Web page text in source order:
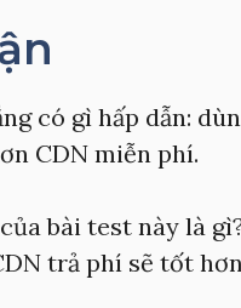
có gì hấp dẫn:
CDN miễn phí.
bài test này là
trả phí sẽ tốt